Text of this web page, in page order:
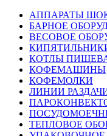
АППАРАТЫ
БАРНОЕ
ВЕСОВОЕ
КОТЛЫ
КОФЕМАШИНЫ
КОФЕМОЛКИ
ЛИНИИ
ТЕПЛОВОЕ